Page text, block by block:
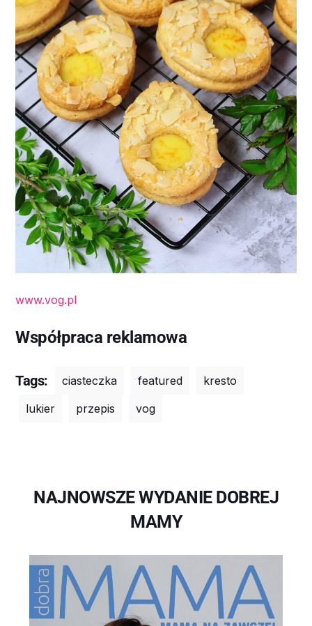
www.vog.pl
Współpraca reklamowa
Tags: ciasteczka featured
kresto
lukier
przepis vog
NAJNOWSZE WYDANIE DOBREJ
MAMY